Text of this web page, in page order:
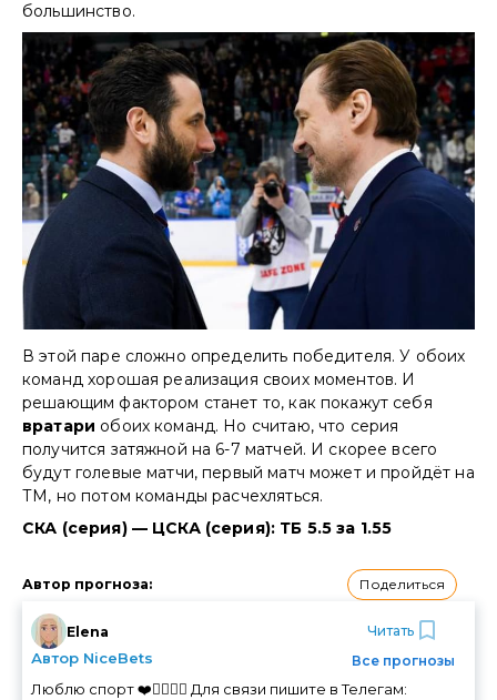
большинство.
В этой паре сложно определить победителя. У обоих
команд хорошая реализация своих моментов. И
решающим фактором станет то, как покажут себя
вратари обоих команд. Но считаю, что серия
получится затяжной на 6-7 матчей. И скорее всего
будут голевые матчи, первый матч может и пройдёт на
ТМ, но потом команды расчехляться.
СКА (серия) — ЦСКА (серия): ТБ 5.5 за 1.55
Автор прогноза: Поделиться
Elena
Автор NiceBets
Читать
Все прогнозы
Люблю спорт ❤️🏃‍♀️🚴‍♀️ Для связи пишите в Телегам: